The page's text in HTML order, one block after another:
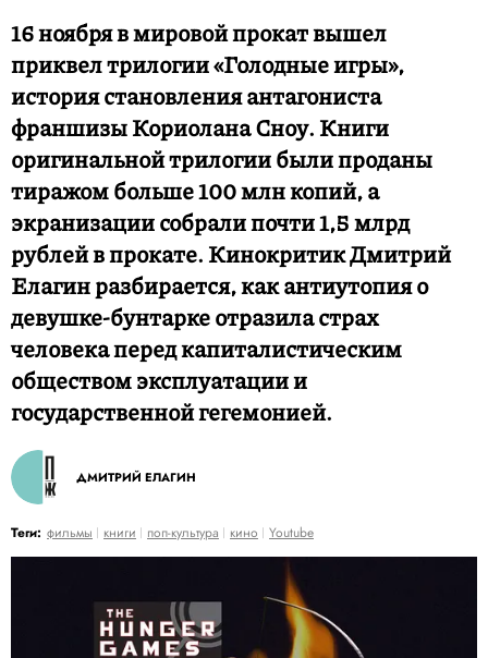
16 ноября в мировой прокат вышел
приквел трилогии «Голодные игры»,
история становления антагониста
франшизы Кориолана Сноу. Книги
оригинальной трилогии были проданы
тиражом больше 100 млн копий, а
экранизации собрали почти 1,5 млрд
рублей в прокате. Кинокритик Дмитрий
Елагин разбирается, как антиутопия о
девушке-бунтарке отразила страх
человека перед капиталистическим
обществом эксплуатации и
государственной гегемонией.
ДМИТРИЙ ЕЛАГИН
Теги: фильмы книги поп-культура кино Youtube